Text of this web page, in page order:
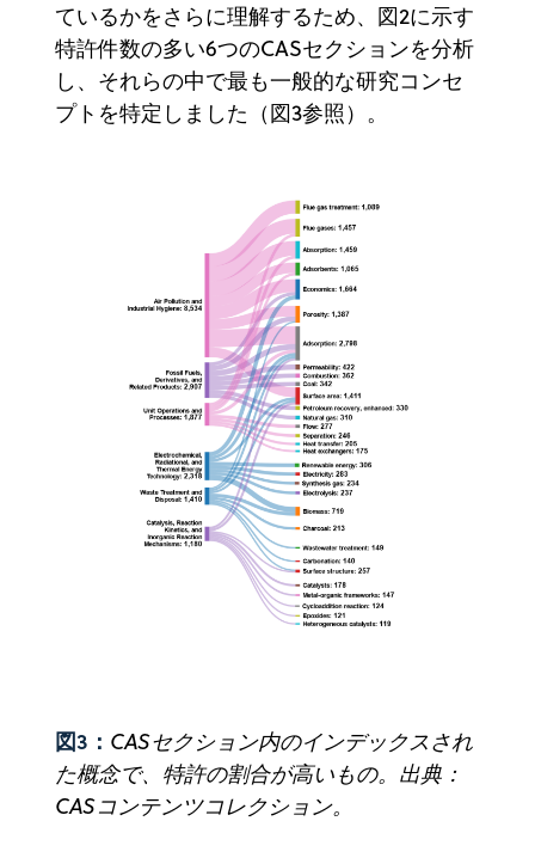
ているかをさらに理解するため、図2に示す
特許件数の多い6つのCASセクションを分析
し、それらの中で最も一般的な研究コンセ
プトを特定しました（図3参照）。
図3： CASセクション内のインデックスされ
た概念で、特許の割合が高いもの。出典：
CASコンテンツコレクション。